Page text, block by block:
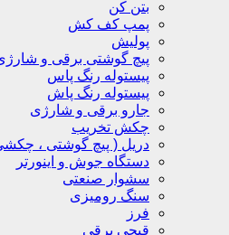
بتن کن
پمپ کف کش
پولیش
پیچ گوشتی برقی و
پیستوله رنگ پاس
پیستوله رنگ پاش
جارو برقی و شارژی
چکش تخریب
دریل ( پیچ گوشتی ،
دستگاه جوش و اینورتر
سشوار صنعتی
سنگ رومیزی
فرز
قیچی برقی